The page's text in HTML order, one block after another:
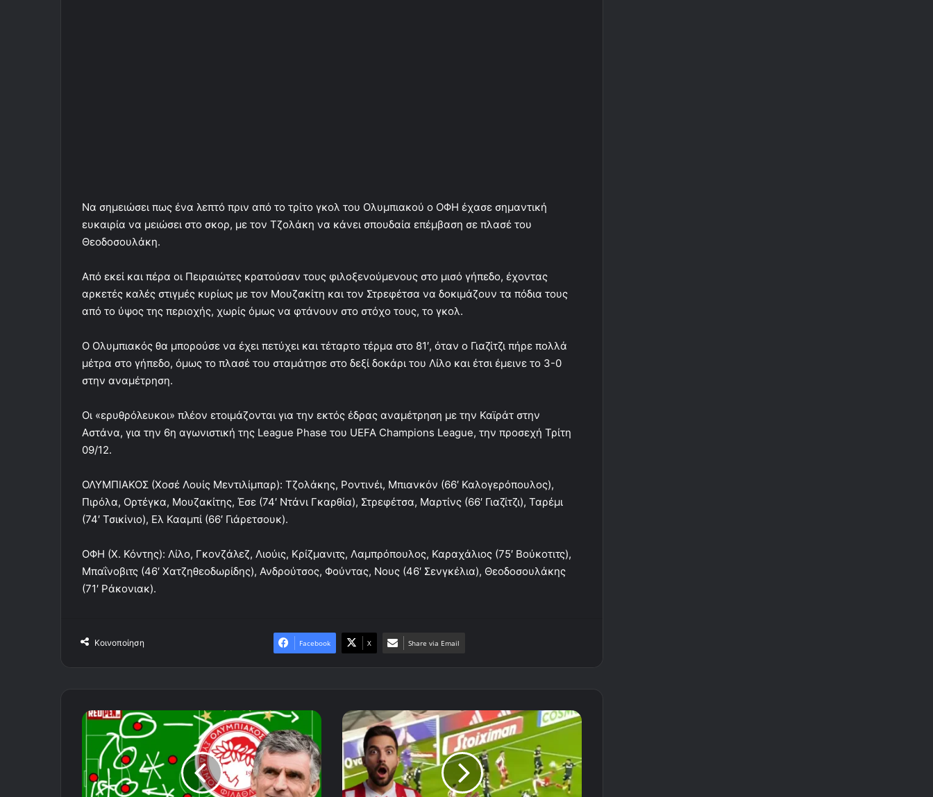
Να σημειώσει πως ένα λεπτό πριν από το τρίτο γκολ του Ολυμπιακού ο ΟΦΗ έχασε σημαντική
ευκαιρία να μειώσει στο σκορ, με τον Τζολάκη να κάνει σπουδαία επέμβαση σε πλασέ του
Θεοδοσουλάκη.
Από εκεί και πέρα οι Πειραιώτες κρατούσαν τους φιλοξενούμενους στο μισό γήπεδο, έχοντας
αρκετές καλές στιγμές κυρίως με τον Μουζακίτη και τον Στρεφέτσα να δοκιμάζουν τα πόδια τους
από το ύψος της περιοχής, χωρίς όμως να φτάνουν στο στόχο τους, το γκολ.
Ο Ολυμπιακός θα μπορούσε να έχει πετύχει και τέταρτο τέρμα στο 81′, όταν ο Γιαζίτζι πήρε πολλά
μέτρα στο γήπεδο, όμως το πλασέ του σταμάτησε στο δεξί δοκάρι του Λίλο και έτσι έμεινε το 3-0
στην αναμέτρηση.
Οι «ερυθρόλευκοι» πλέον ετοιμάζονται για την εκτός έδρας αναμέτρηση με την Καϊράτ στην
Αστάνα, για την 6η αγωνιστική της League Phase του UEFA Champions League, την προσεχή Τρίτη
09/12.
ΟΛΥΜΠΙΑΚΟΣ (Χοσέ Λουίς Μεντιλίμπαρ): Τζολάκης, Ροντινέι, Μπιανκόν (66′ Καλογερόπουλος),
Πιρόλα, Ορτέγκα, Μουζακίτης, Έσε (74′ Ντάνι Γκαρθία), Στρεφέτσα, Μαρτίνς (66′ Γιαζίτζι), Ταρέμι
(74′ Τσικίνιο), Ελ Κααμπί (66′ Γιάρετσουκ).
ΟΦΗ (Χ. Κόντης): Λίλο, Γκονζάλεζ, Λιούις, Κρίζμανιτς, Λαμπρόπουλος, Καραχάλιος (75′ Βούκοτιτς),
Μπαΐνοβιτς (46′ Χατζηθεοδωρίδης), Ανδρούτσος, Φούντας, Νους (46′ Σενγκέλια), Θεοδοσουλάκης
(71′ Ράκονιακ).
Κοινοποίηση Facebook X Share via Email
Η
ενδεκάδα
Ολυμπιακού
Το
τρομερό
γκολ
με
ανάποδο
ψαλίδι